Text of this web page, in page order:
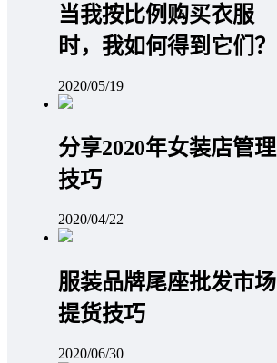
当我按比例购买衣服
时，我如何得到它们？
2020/05/19
分享2020年女装店管理
技巧
2020/04/22
服装品牌尾座批发市场
提货技巧
2020/06/30